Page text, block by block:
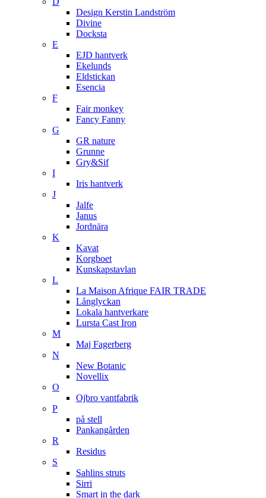
Design Kerstin Landström
Divine
Docksta
E
EJD hantverk
Ekelunds
Eldstickan
Esencia
F
Fair monkey
Fancy Fanny
G
GR nature
Grunne
Gry&Sif
I
Iris hantverk
J
Jalfe
Janus
Jordnära
K
Kavat
Korgboet
Kunskapstavlan
L
La Maison Afrique FAIR TRADE
Långlyckan
Lokala hantverkare
Lursta Cast Iron
M
Maj Fagerberg
N
New Botanic
Novellix
O
Ojbro vantfabrik
P
på stell
Pankangården
R
Residus
S
Sahlins struts
Sirri
Smart in the dark